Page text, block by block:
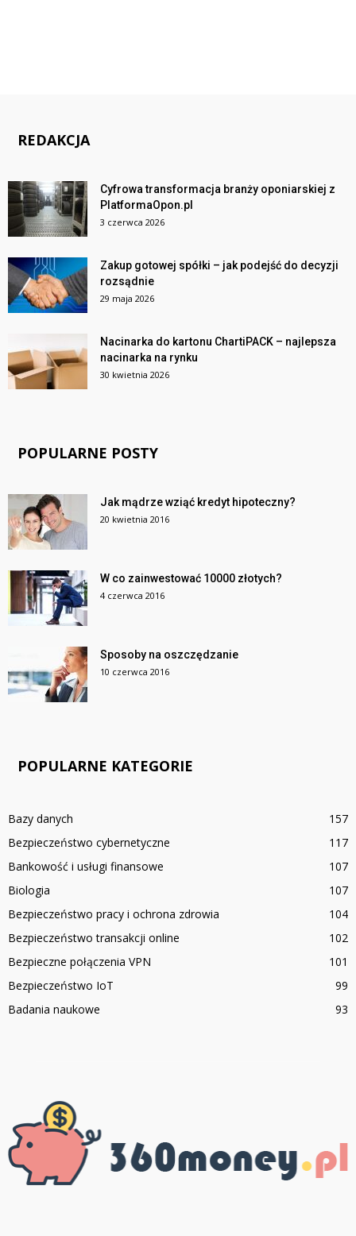
REDAKCJA
Cyfrowa transformacja branży oponiarskiej z
PlatformaOpon.pl
3 czerwca 2026
Zakup gotowej spółki – jak podejść do decyzji
rozsądnie
29 maja 2026
Nacinarka do kartonu ChartiPACK – najlepsza
nacinarka na rynku
30 kwietnia 2026
POPULARNE POSTY
Jak mądrze wziąć kredyt hipoteczny?
20 kwietnia 2016
W co zainwestować 10000 złotych?
4 czerwca 2016
Sposoby na oszczędzanie
10 czerwca 2016
POPULARNE KATEGORIE
Bazy danych
157
Bezpieczeństwo cybernetyczne
117
Bankowość i usługi finansowe
107
Biologia
107
Bezpieczeństwo pracy i ochrona zdrowia
104
Bezpieczeństwo transakcji online
102
Bezpieczne połączenia VPN
101
Bezpieczeństwo IoT
99
Badania naukowe
93